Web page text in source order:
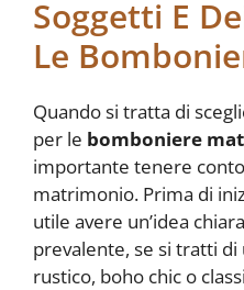
Soggetti E
Le
Quando si tratta di
per le bomboniere
importante tenere
matrimonio. Prima di
utile avere un’idea
prevalente, se si tratti
rustico, boho chic o